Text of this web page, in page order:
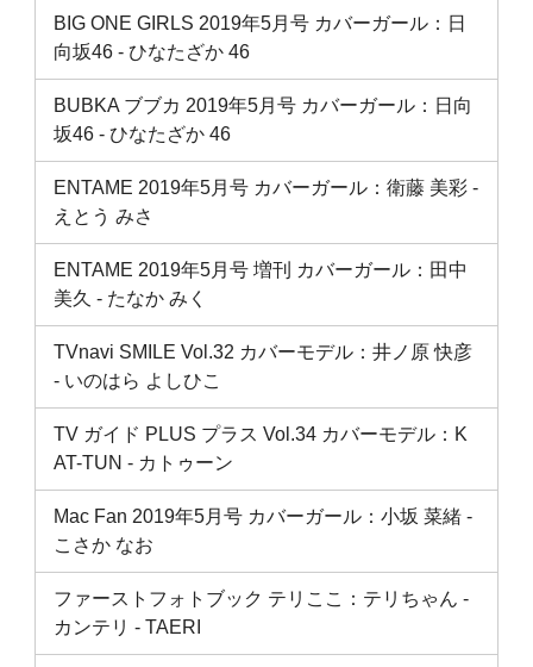
BIG ONE GIRLS 2019年5月号 カバーガール：日
向坂46 ‐ ひなたざか 46
BUBKA ブブカ 2019年5月号 カバーガール：日向
坂46 ‐ ひなたざか 46
ENTAME 2019年5月号 カバーガール：衛藤 美彩 ‐
えとう みさ
ENTAME 2019年5月号 増刊 カバーガール：田中
美久 ‐ たなか みく
TVnavi SMILE Vol.32 カバーモデル：井ノ原 快彦
‐ いのはら よしひこ
TV ガイド PLUS プラス Vol.34 カバーモデル：K
AT-TUN ‐ カトゥーン
Mac Fan 2019年5月号 カバーガール：小坂 菜緒 ‐
こさか なお
ファーストフォトブック テリここ：テリちゃん ‐
カンテリ ‐ TAERI